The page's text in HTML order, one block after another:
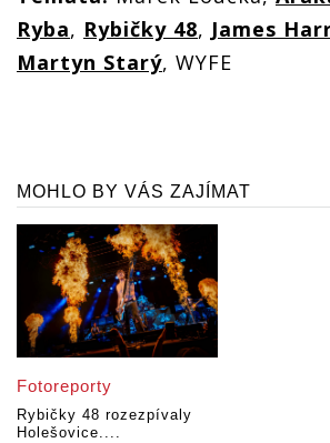
Ryba, Rybičky 48, James
Martyn Starý, WYFE
MOHLO BY VÁS ZAJÍMAT
Fotoreporty
Rybičky 48 rozezpívaly
Holešovice....